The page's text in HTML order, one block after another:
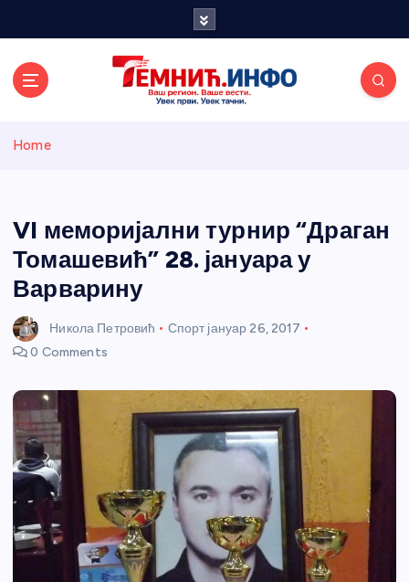
и портал
Home
VI меморијални турнир “Драган
Томашевић” 28. јануара у
Варварину
Никола Петровић Спорт јануар 26, 2017
0 Comments